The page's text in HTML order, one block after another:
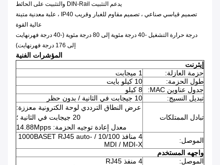
يدعم التثبيت DIN-Rail والتثبيت على الحائط
تصميم قياسي صناعي ، تصميم مقاوم للغبار وقريب IP40 ، علبة معدنية متينة
عالية القوة
درجة حرارة التشغيل -40 درجة مئوية إلى 80 درجة مئوية (-40 درجة فهرنهايت
إلى 176 درجة فهرنهايت)
المؤشرات الفنية
إيثرنت
حزمة العازلة:
1 ميجابت
طول الحزمة:
10 كيلو بايت
جدول عناوين MAC:
8 كيلو
تبديل النسيج:
10 جيجابت في الثانية / بدون حظر
تبادل الممتلكات
عرض النطاق الترددي لوحة الكترونية معززة:
20 جيجابت في الثانية ؛
معدل إعادة توجيه الحزمة: 14.88Mpps
الموصل:
4 منافذ 10/100 / 1000BASET RJ45 auto-
MDI / MDI-X
واجهه المستخدم
الموصل:
4 منفذ RJ45